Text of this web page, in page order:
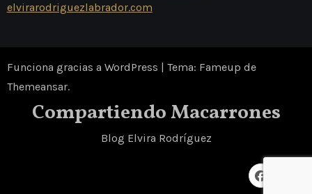
elvirarodriguezlabrador.com
Funciona gracias a WordPress
Tema: Fameup de
Themeansar.
Compartiendo Macarrones
Blog Elvira Rodríguez